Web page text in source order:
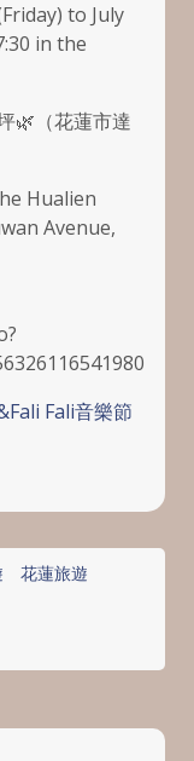
to July
in the
🌿（花蓮市達
Hualien
Avenue,
Fali音樂節
花蓮旅遊